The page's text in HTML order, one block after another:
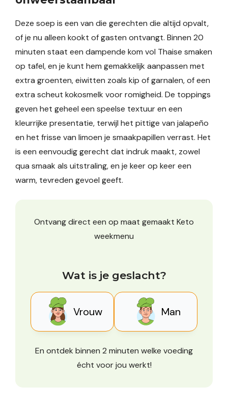
Deze soep is een van die gerechten die altijd opvalt,
of je nu alleen kookt of gasten ontvangt. Binnen 20
minuten staat een dampende kom vol Thaise smaken
op tafel, en je kunt hem gemakkelijk aanpassen met
extra groenten, eiwitten zoals kip of garnalen, of een
extra scheut kokosmelk voor romigheid. De toppings
geven het geheel een speelse textuur en een
kleurrijke presentatie, terwijl het pittige van jalapeño
en het frisse van limoen je smaakpapillen verrast. Het
is een eenvoudig gerecht dat indruk maakt, zowel
qua smaak als uitstraling, en je keer op keer een
warm, tevreden gevoel geeft.
Ontvang direct een op maat gemaakt Keto
weekmenu
Wat is je geslacht?
Vrouw Man
En ontdek binnen 2 minuten welke voeding
écht voor jou werkt!